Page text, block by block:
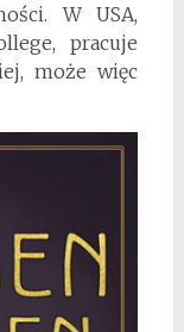
W USA,
pracuje
może więc